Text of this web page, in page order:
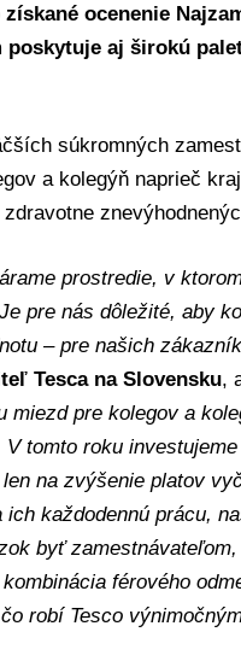
ocenenie
poskytuje aj širokú
súkromných
a kolegýň naprieč
prostredie, v
pre nás dôležité, aby
– pre našich
Tesca na Slovensku,
miezd pre kolegov a
tomto roku
na zvýšenie platov
každodennú prácu,
byť
férového
robí Tesco